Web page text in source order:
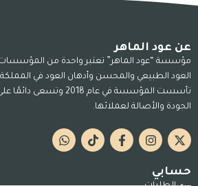
عن عود الماهر
مؤسسة “عود الماهر” تعتبر واحدة من
العود الطبيعي والمحسن وأدهان العود في المملكة
تأسست المؤسسة في عام
الجودة والأصالة لعملائها.
حسابي